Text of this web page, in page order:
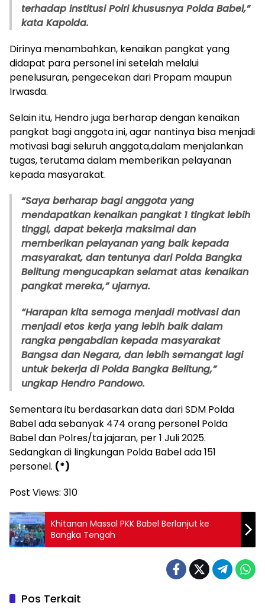
terhadap institusi Polri khususnya Polda Babel,”
kata Kapolda.
Dirinya menambahkan, kenaikan pangkat yang
didapat para personel ini setelah melalui
penelusuran, pengecekan dari Propam maupun
Irwasda.
Selain itu, Hendro juga berharap dengan kenaikan
pangkat bagi anggota ini, agar nantinya bisa menjadi
motivasi bagi seluruh anggota,dalam menjalankan
tugas, terutama dalam memberikan pelayanan
kepada masyarakat.
“Saya berharap bagi anggota yang
mendapatkan kenaikan pangkat 1 tingkat lebih
tinggi, dapat bekerja maksimal dan
memberikan pelayanan yang baik kepada
masyarakat, dan tentunya dari Polda Bangka
Belitung mengucapkan selamat atas kenaikan
pangkat mereka,” ujarnya.
“Harapan kita semoga menjadi motivasi dan
menjadi etos kerja yang lebih baik dalam
rangka pengabdian kepada masyarakat
Bangsa dan Negara, dan lebih semangat lagi
untuk bekerja di Polda Bangka Belitung,”
ungkap Hendro Pandowo.
Sementara itu berdasarkan data dari SDM Polda
Babel ada sebanyak 474 orang personel Polda
Babel dan Polres/ta jajaran, per 1 Juli 2025.
Sedangkan di lingkungan Polda Babel ada 151
personel. (*)
Post Views: 310
Khitanan Massal PKK Babel Berlanjut ke
Bangka Tengah
Pos Terkait